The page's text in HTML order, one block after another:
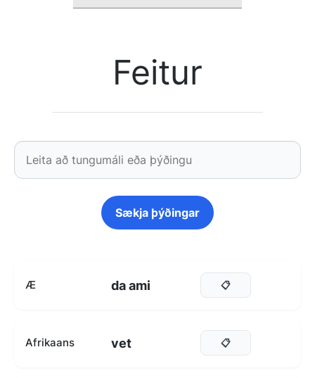
Feitur
Sækja þýðingar
Æ da ami 📋
Afrikaans vet 📋